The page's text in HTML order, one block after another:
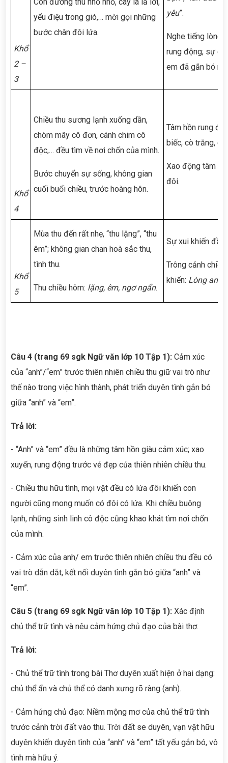
Khổ
2 –
3
yểu điệu trong gió,… mời gọi những
bước chân đôi lứa.
yêu”.
Nghe tiếng lòng
rung động; sự
em đã gắn bó
Khổ
4
Chiều thu sương lạnh xuống dần,
chòm mây cô đơn, cánh chim cô
độc,… đều tìm về nơi chốn của mình.
Bước chuyển sự sống, không gian
cuối buổi chiều, trước hoàng hôn.
Tâm hồn rung
biếc, cò trắng,
Xao động tâm
đôi.
Khổ
5
Mùa thu đến rất nhẹ, “thu lặng”, “thu
êm”; không gian chan hoà sắc thu,
tình thu.
Thu chiều hôm: lặng, êm, ngơ ngẩn.
Sự xui khiến đầy
Trông cảnh chiều
khiến: Lòng anh
Câu 4 (trang 69 sgk Ngữ văn lớp 10 Tập 1): Cảm xúc
của “anh”/“em” trước thiên nhiên chiều thu giữ vai trò như
thế nào trong việc hình thành, phát triển duyên tình gắn bó
giữa “anh” và “em”.
Trả lời:
- “Anh” và “em” đều là những tâm hồn giàu cảm xúc; xao
xuyến, rung động trước vẻ đẹp của thiên nhiên chiều thu.
- Chiều thu hữu tình, mọi vật đều có lứa đôi khiến con
người cũng mong muốn có đôi có lứa. Khi chiều buông
lạnh, những sinh linh cô độc cũng khao khát tìm nơi chốn
của mình.
- Cảm xúc của anh/ em trước thiên nhiên chiều thu đều có
vai trò dẫn dắt, kết nối duyên tình gắn bó giữa “anh” và
“em”.
Câu 5 (trang 69 sgk Ngữ văn lớp 10 Tập 1): Xác định
chủ thể trữ tình và nêu cảm hứng chủ đạo của bài thơ.
Trả lời:
- Chủ thể trữ tình trong bài Thơ duyên xuất hiện ở hai dạng:
chủ thể ẩn và chủ thể có danh xưng rõ ràng (anh).
- Cảm hứng chủ đạo: Niềm mộng mơ của chủ thể trữ tình
trước cảnh trời đất vào thu. Trời đất se duyên, vạn vật hữu
duyên khiến duyên tình của “anh” và “em” tất yếu gắn bó, vô
tình mà hữu ý.